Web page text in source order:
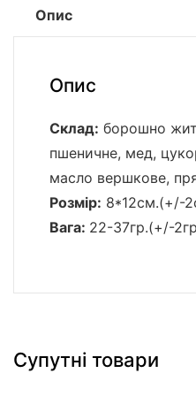
Опис
Опис
Склад: борошно
пшеничне, мед,
масло вершкове,
Розмір: 8*12см.(+/-
Вага: 22-37гр.(+/-
Супутні товари